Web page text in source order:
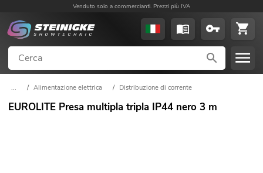
Venduto solo a commercianti. Prezzi più IVA
... / Alimentazione elettrica / Distribuzione di corrente
EUROLITE Presa multipla tripla IP44 nero 3 m